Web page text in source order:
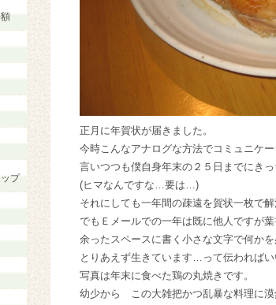
正月に年賀状が届きました。
今時こんなアナログな方法でコミュニケ
言いつつも僕自身年末の２５日までにきっ
(ヒマなんですな…要は…)
それにしても一年間の疎遠を賀状一枚で
でもＥメールでの一年は既に他人ですが
余ったスペースに書く小さな文字で何か
とりあえず生きています…って伝わればい
写真は年末に食べた鶏の丸焼きです。
幼少から この大雑把かつ乱暴な料理に漠
プ